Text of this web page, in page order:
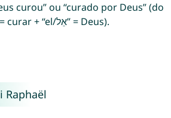
curou” ou “curado por Deus” (do
hebraico “rafá/רָפָא” = curar + “el/אֵל” = Deus).
Raphaël